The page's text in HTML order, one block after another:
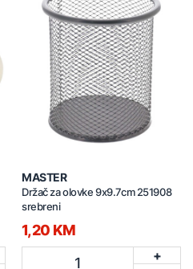
MASTER
Držač za olovke 9x9.7cm 251908
srebreni
1,20 KM
1
+